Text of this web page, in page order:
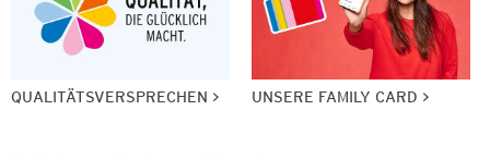
QUALITÄTSVERSPRECHEN UNSERE FAMILY CARD